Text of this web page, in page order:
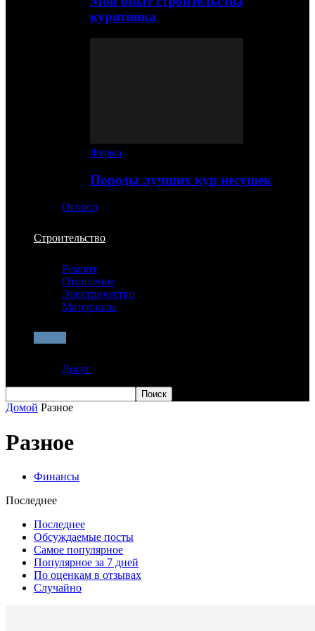
курятника
Ферма
Породы лучших кур несушек
Огород
Строительство
Ремонт
Отопление
Электричество
Материалы
Досуг
Домой Разное
Разное
Финансы
Последнее
Последнее
Обсуждаемые посты
Самое популярное
Популярное за 7 дней
По оценкам в отзывах
Случайно